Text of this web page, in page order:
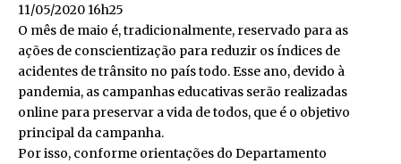
11/05/2020 16h25
O mês de maio é, tradicionalmente, reservado para as
ações de conscientização para reduzir os índices de
acidentes de trânsito no país todo. Esse ano, devido à
pandemia, as campanhas educativas serão realizadas
online para preservar a vida de todos, que é o objetivo
principal da campanha.
Por isso, conforme orientações do Departamento